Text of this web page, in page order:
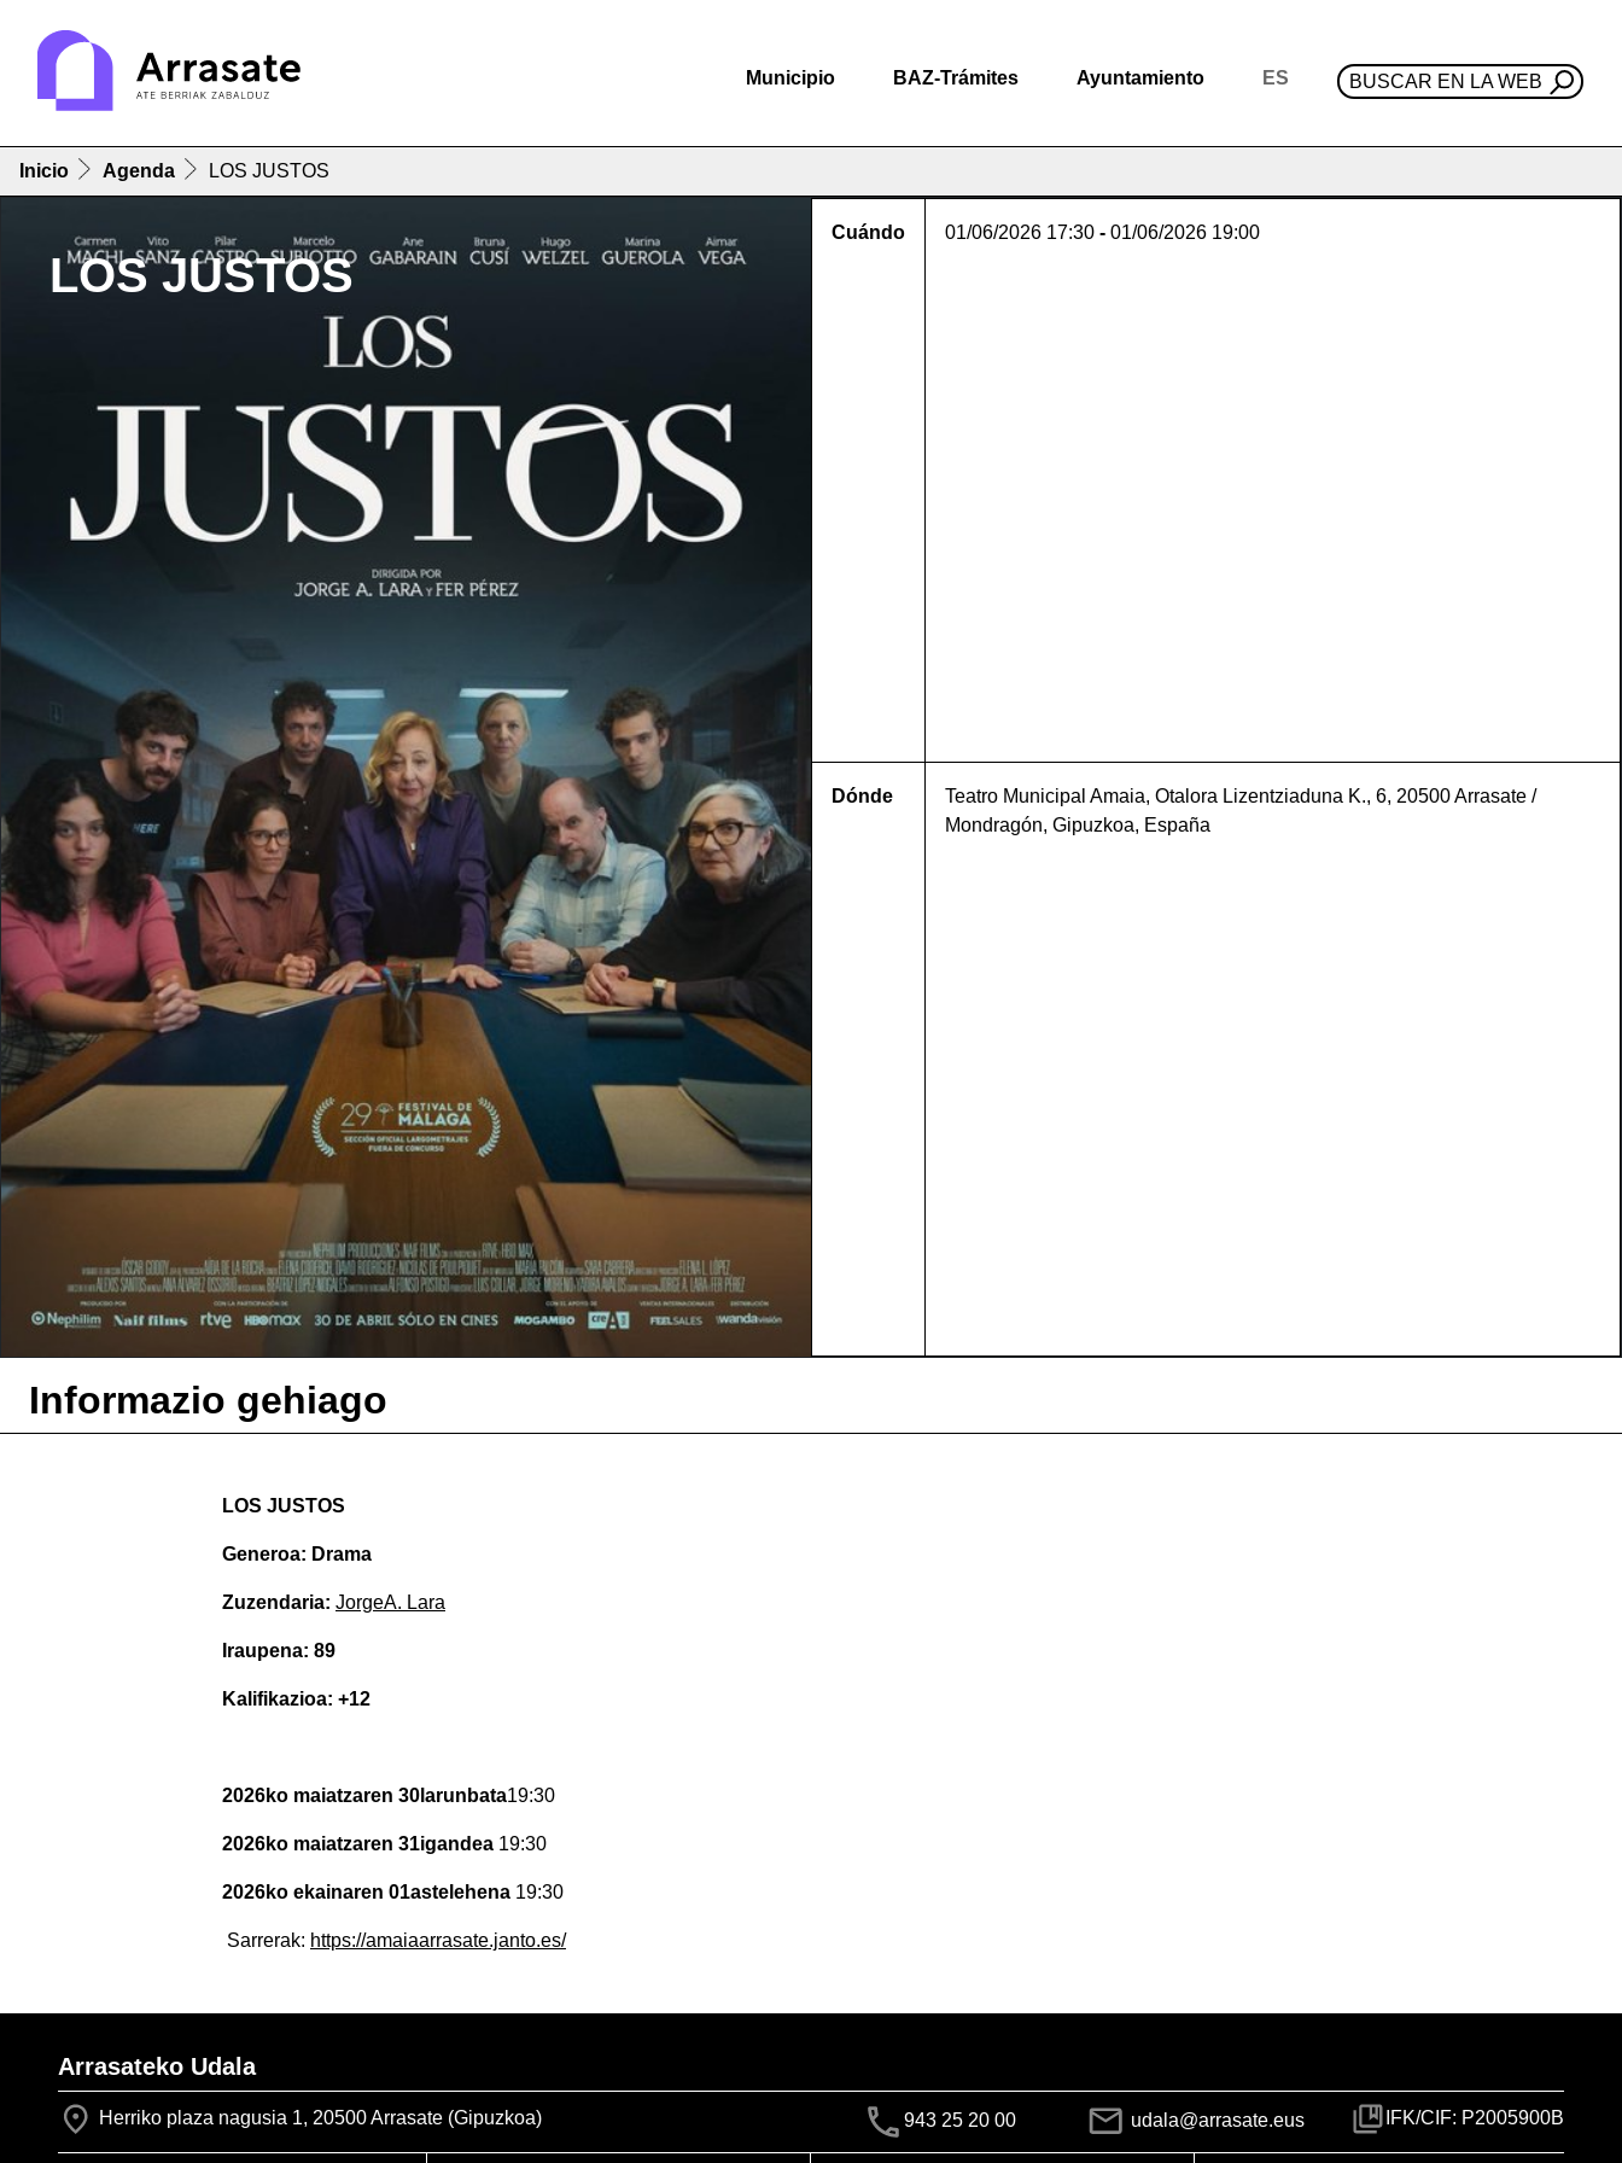
Municipio BAZ-Trámites Ayuntamiento ES BUSCAR EN LA WEB
Inicio Agenda LOS JUSTOS
LOS JUSTOS
Cuándo 01/06/2026 17:30 - 01/06/2026 19:00
Dónde
Teatro Municipal Amaia, Otalora Lizentziaduna K., 6, 20500 Arrasate /
Mondragón, Gipuzkoa, España
Informazio gehiago
LOS JUSTOS
Generoa: Drama
Zuzendaria: JorgeA. Lara
Iraupena: 89
Kalifikazioa: +12
2026ko maiatzaren 30larunbata19:30
2026ko maiatzaren 31igandea 19:30
2026ko ekainaren 01astelehena 19:30
Sarrerak: https://amaiaarrasate.janto.es/
Arrasateko Udala
Herriko plaza nagusia 1, 20500 Arrasate (Gipuzkoa) 943 25 20 00 udala@arrasate.eus IFK/CIF: P2005900B